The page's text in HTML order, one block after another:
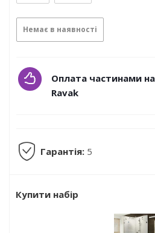
Немає в наявності
Оплата частинами
Ravak
Гарантія: 5
Купити набір